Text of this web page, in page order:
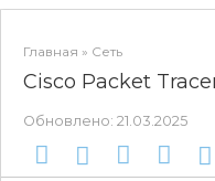
Главная » Сеть
Cisco Packet
Обновлено: 21.03.2025